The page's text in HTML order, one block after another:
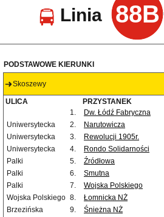
Linia 88B
PODSTAWOWE KIERUNKI
Skoszewy
ULICA PRZYSTANEK
1.
Dw. Łódź Fabryczna
Uniwersytecka
2. Narutowicza
Uniwersytecka
3. Rewolucji 1905r.
Uniwersytecka
4. Rondo Solidarności
Palki
5. Źródłowa
Palki
6. Smutna
Palki
7. Wojska Polskiego
Wojska Polskiego 8. Łomnicka NŻ
Brzezińska
9. Śnieżna NŻ